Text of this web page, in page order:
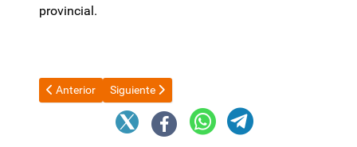
provincial.
Artículo anterior: Especialista en Sistemas advirtió que "Julian
Anterior Artículo siguiente: López Rodríguez: “Tenemos
Siguiente